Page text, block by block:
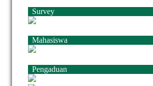
Survey
Mahasiswa
Pengaduan